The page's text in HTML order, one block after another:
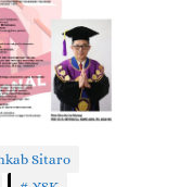
Sitaro